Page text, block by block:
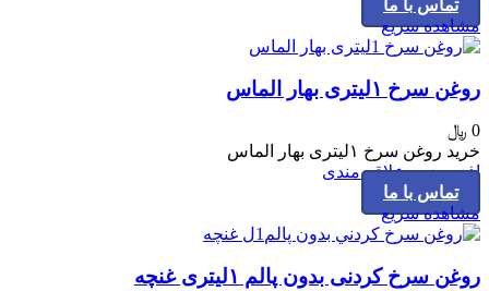
تماس با ما
مشاهده سریع
روغن سرخ ۱لیتری بهار الماس
0 ﷼
خرید روغن سرخ ۱لیتری بهار الماس
افزودن به علاقه مندی
تماس با ما
مشاهده سریع
روغن سرخ کردنی بدون پالم ۱لیتری غنچه